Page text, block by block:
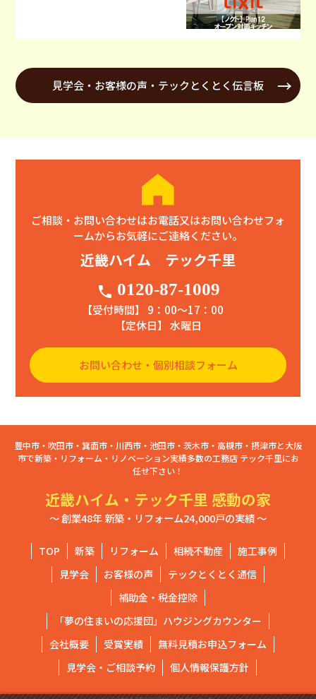
見学会・お客様の声・テックとくとく伝言板
ご相談・お問い合わせはお電話又はお問い合わせフォ
ームからお気軽にご連絡ください。
近畿ハイム テック千里
phone 0120-87-1009
【受付時間】 9：00〜17：00
【定休日】 水曜日
お問い合わせ・個別相談フォーム
豊中市・吹田市・箕面市・川西市・池田市・茨木市・高槻市・摂津市と大阪
市で新築・リフォーム・リノベーション実績多数の工務店 テック千里にお
任せ下さい！
近畿ハイム・テック千里 感動の家
～ 創業48年 新築・リフォーム24,000戸の実績 ～
TOP 新築 リフォーム 相続不動産
施工事例
見学会
お客様の声
テックとくとく通信
補助金・税金控除
「夢の住まいの応援団」ハウジングカウンター
会社概要
受賞実績
無料見積お申込フォーム
見学会・ご相談予約
個人情報保護方針